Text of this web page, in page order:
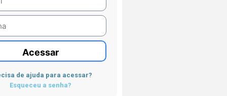
Acessar
de ajuda para acessar?
Esqueceu a senha?